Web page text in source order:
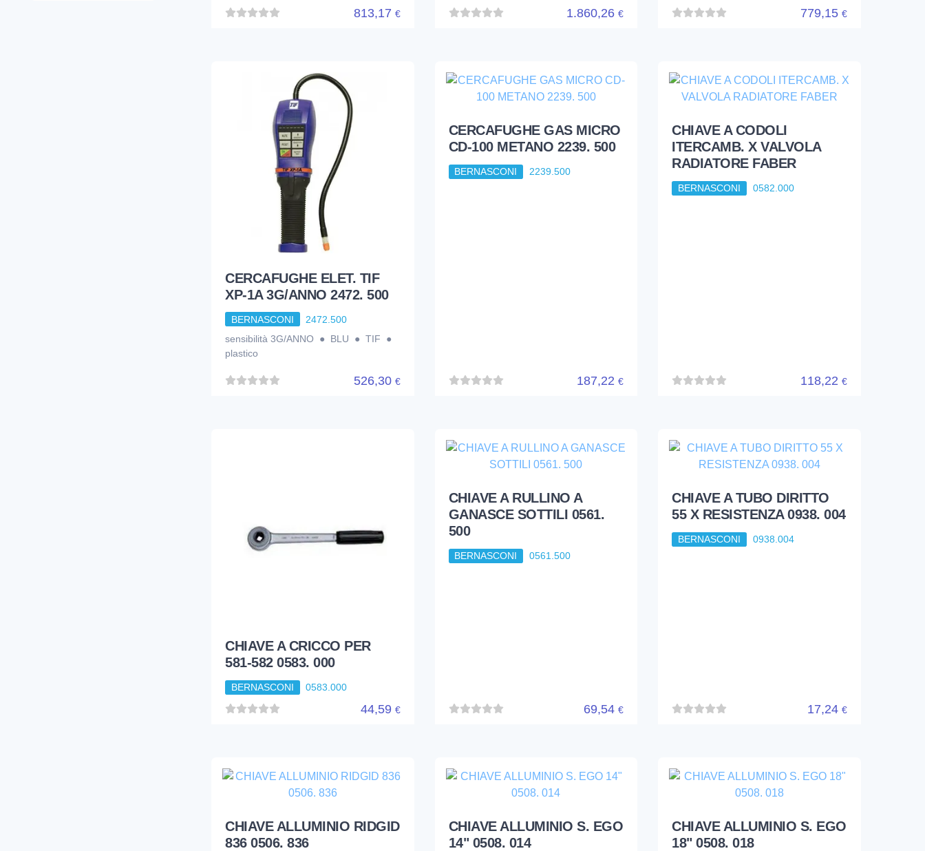
813,17 € 1.860,26€ 779,15 €
CERCAFUGHE ELET. TIF
XP-1A 3G/ANNO 2472. 500
BERNASCONI
2472.500
sensibilità 3G/ANNO ● BLU ● TIF ●
plastico
526,30 €
CERCAFUGHE GAS MICRO
CD-100 METANO 2239. 500
BERNASCONI 2239.500
187,22€
CHIAVE A CODOLI
ITERCAMB. X VALVOLA
RADIATORE FABER
BERNASCONI 0582.000
118,22 €
CHIAVE A CRICCO PER
581-582 0583. 000
BERNASCONI 0583.000
44,59 €
CHIAVE A RULLINO A
GANASCE SOTTILI 0561.
500
BERNASCONI 0561.500
69,54€
CHIAVE A TUBO DIRITTO
55 X RESISTENZA 0938. 004
BERNASCONI 0938.004
17,24 €
CHIAVE ALLUMINIO RIDGID
836 0506. 836
CHIAVE ALLUMINIO S. EGO
14" 0508. 014
CHIAVE ALLUMINIO S. EGO
18" 0508. 018